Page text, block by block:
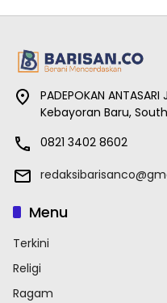
PADEPOKAN
Kebayoran Baru,
0821 3402 8602
Menu
Terkini
Religi
Ragam